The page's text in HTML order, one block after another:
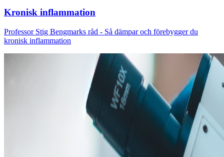
Kronisk inflammation
Professor Stig Bengmarks råd - Så dämpar och förebygger du
kronisk inflammation